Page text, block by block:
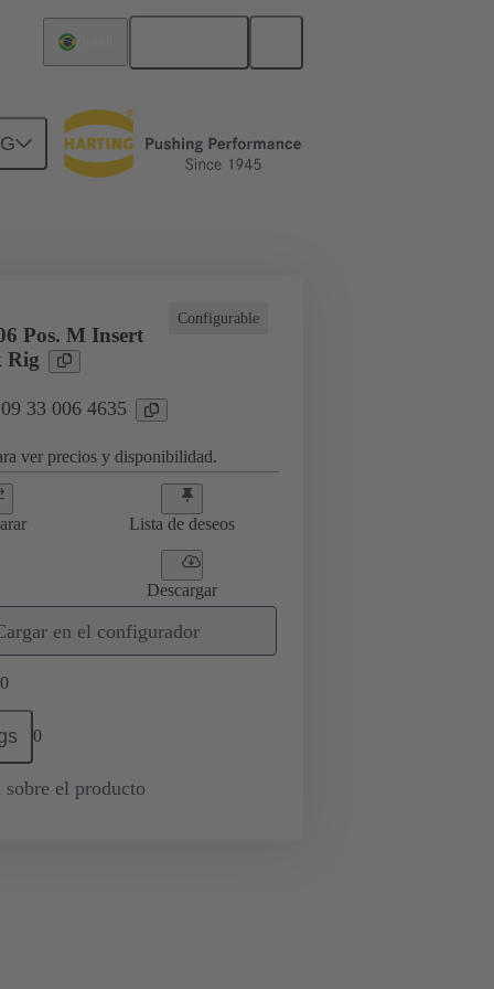
especiales
Configurable
Pos. M Insert
Rig
33 006 4635
ver precios y disponibilidad.
Lista de deseos
Descargar
en el configurador
0
0
sobre el producto